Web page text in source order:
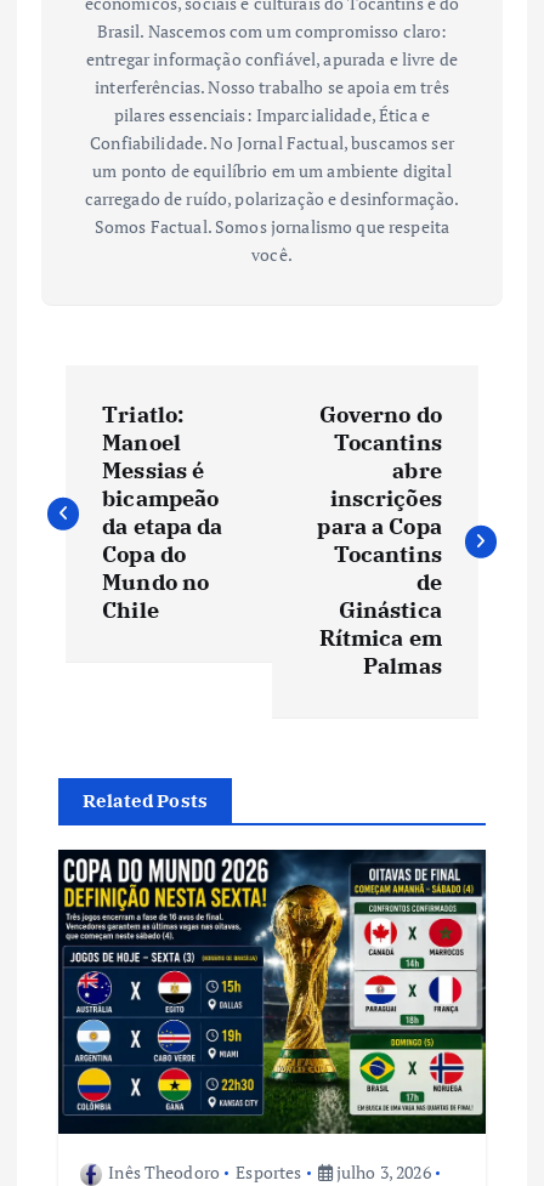
Brasil. Nascemos com um compromisso claro:
entregar informação confiável, apurada e livre de
interferências. Nosso trabalho se apoia em três
pilares essenciais: Imparcialidade, Ética e
Confiabilidade. No Jornal Factual, buscamos ser
um ponto de equilíbrio em um ambiente digital
carregado de ruído, polarização e desinformação.
Somos Factual. Somos jornalismo que respeita
você.
v
ã
o
d
e
P
o
Triatlo:
Manoel
Messias é
bicampeão
da etapa da
Copa do
Mundo no
Chile
Governo do
Tocantins
abre
inscrições
para a Copa
Tocantins
de
Ginástica
Rítmica em
Palmas
Related Posts
Inês Theodoro Esportes
julho 3, 2026